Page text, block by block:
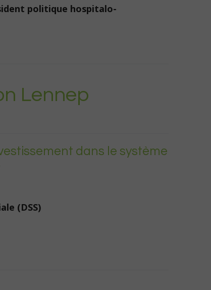
politique hospitalo-
Lennep
dans le système
(DSS)